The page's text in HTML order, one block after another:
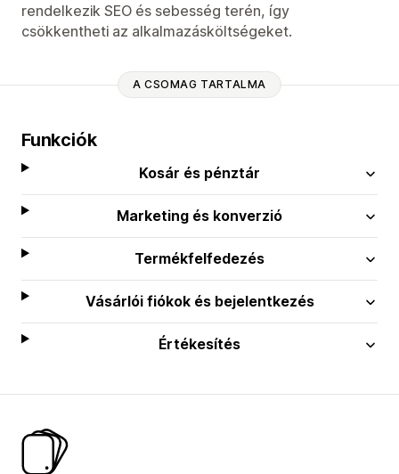
rendelkezik SEO és sebesség terén, így
csökkentheti az alkalmazásköltségeket.
A CSOMAG TARTALMA
Funkciók
Kosár és pénztár
Marketing és konverzió
Termékfelfedezés
Vásárlói fiókok és bejelentkezés
Értékesítés